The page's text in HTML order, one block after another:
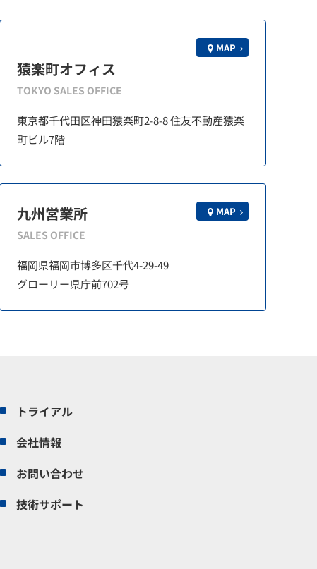
猿楽町オフィス
TOKYO SALES OFFICE
MAP
東京都千代田区神田猿楽町2-8-8 住友不動産猿楽
町ビル7階
九州営業所
SALES OFFICE
MAP
福岡県福岡市博多区千代4-29-49
グローリー県庁前702号
トライアル
会社情報
お問い合わせ
技術サポート